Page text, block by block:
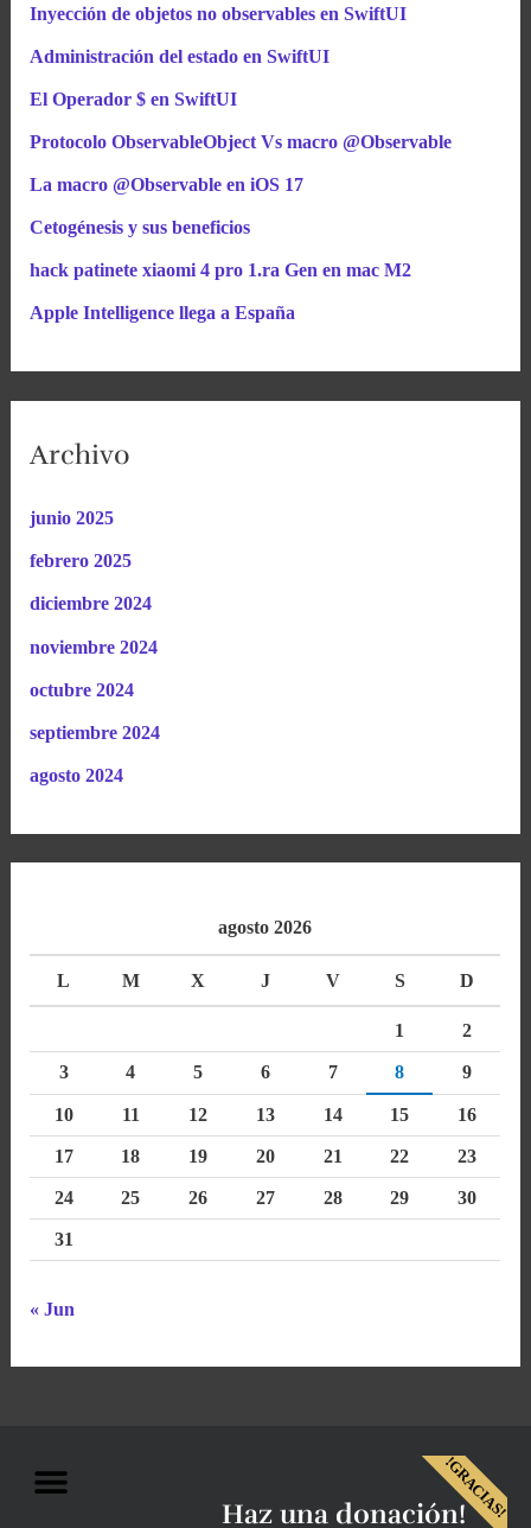
Inyección de objetos no observables en SwiftUI
Administración del estado en SwiftUI
El Operador $ en SwiftUI
Protocolo ObservableObject Vs macro @Observable
La macro @Observable en iOS 17
Cetogénesis y sus beneficios
hack patinete xiaomi 4 pro 1.ra Gen en mac M2
Apple Intelligence llega a España
Archivo
junio 2025
febrero 2025
diciembre 2024
noviembre 2024
octubre 2024
septiembre 2024
agosto 2024
agosto 2026
L M X J V S D
1
2
3
4 5 6 7 8
9
10
11 12 13 14 15
16
17
18 19 20 21 22
23
24
25 26 27 28 29
30
31
« Jun
Menu
Haz una donación!!GRACIAS!